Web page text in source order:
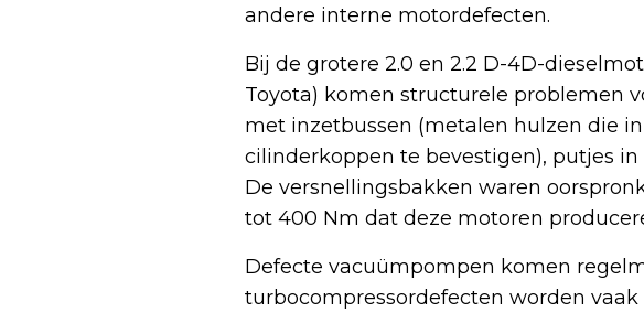
andere interne motordefecten.
Bij de grotere 2.0 en 2.2 D-4D-
Toyota) komen structurele problemen
met inzetbussen (metalen hulzen die
cilinderkoppen te bevestigen), putjes
De versnellingsbakken waren
tot 400 Nm dat deze motoren
Defecte vacuümpompen komen
turbocompressordefecten worden